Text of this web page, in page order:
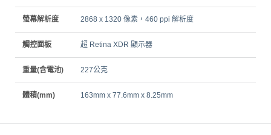
螢幕解析度 2868 x 1320 像素，460 ppi 解析度
觸控面板 超 Retina XDR 顯示器
重量(含電池) 227公克
體積(mm) 163mm x 77.6mm x 8.25mm